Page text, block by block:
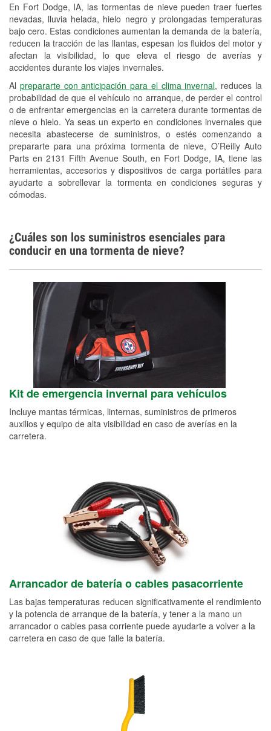
En Fort Dodge, IA, las tormentas de nieve pueden traer fuertes
nevadas, lluvia helada, hielo negro y prolongadas temperaturas
bajo cero. Estas condiciones aumentan la demanda de la batería,
reducen la tracción de las llantas, espesan los fluidos del motor y
afectan la visibilidad, lo que eleva el riesgo de averías y
accidentes durante los viajes invernales.
Al prepararte con anticipación para el clima invernal, reduces la
probabilidad de que el vehículo no arranque, de perder el control
o de enfrentar emergencias en la carretera durante tormentas de
nieve o hielo. Ya seas un experto en condiciones invernales que
necesita abastecerse de suministros, o estés comenzando a
prepararte para una próxima tormenta de nieve, O’Reilly Auto
Parts en 2131 Fifth Avenue South, en Fort Dodge, IA, tiene las
herramientas, accesorios y dispositivos de carga portátiles para
ayudarte a sobrellevar la tormenta en condiciones seguras y
cómodas.
Programa de Préstamo de
Herramientas
Mezcla de pinturas
Rectificación de tambores y discos de
freno
Mangueras hidráulicas a la medida
Snowstorm Supplies
Tornado Supplies
Conoce más
¿Cuáles son los suministros esenciales para
conducir en una tormenta de nieve?
Kit de emergencia invernal para vehículos
Incluye mantas térmicas, linternas, suministros de primeros
auxilios y equipo de alta visibilidad en caso de averías en la
carretera.
Arrancador de batería o cables pasacorriente
Las bajas temperaturas reducen significativamente el rendimiento
y la potencia de arranque de la batería, y tener a la mano un
arrancador o cables pasa corriente puede ayudarte a volver a la
carretera en caso de que falle la batería.